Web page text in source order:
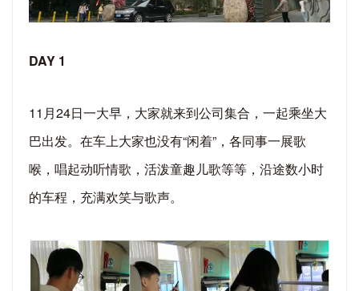
DAY 1
11月24日一大早，大家就来到公司集合，一起乘坐大
巴出发。在车上大家也没有“闲着”，各同事一展歌
喉，唱起动听情歌，活泼童趣儿歌等等，沿途数小时
的车程，充满欢笑与歌声。